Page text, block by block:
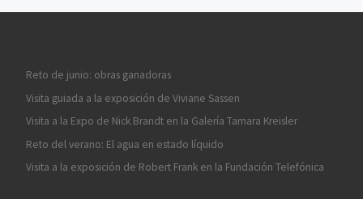
Reto de junio: obras ganadoras
Visita guiada a la exposición de Viviane Sassen
Visita a la Expo de Nick Brandt en la Galería Tamara Kreisler
Reto del verano: El agua en estado líquido
Visita a la exposición de Robert Frank en la Fundación Telefónica